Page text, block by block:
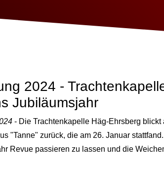
2024 -
Jubiläumsjahr
- Die Trachtenkapelle Häg-Ehrsberg blickt
"Tanne" zurück, die am 26. Januar
Revue passieren zu lassen und die